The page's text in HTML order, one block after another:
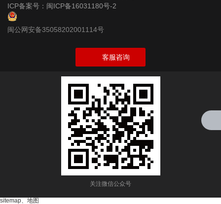
ICP备案号： 闽ICP备16031180号-2
闽公网安备35058202001114号
客服咨询
关注微信公众号
sitemap、 地图